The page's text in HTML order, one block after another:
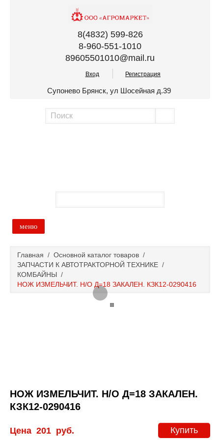
8(4832) 599-826
8-960-551-1010
89605501010@mail.ru
Вход Регистрация
Супонево Брянск, ул Шосейная д.39
меню
Основной каталог товаров
Главная / Основной каталог товаров /
ЗАПЧАСТИ К АВТОТРАКТОРНОЙ ТЕХНИКЕ /
КОМБАЙНЫ /
НОЖ ИЗМЕЛЬЧИТ. Н/О Д=18 ЗАКАЛЕН. КЗК12-0290416
НОЖ ИЗМЕЛЬЧИТ. Н/О Д=18 ЗАКАЛЕН.
КЗК12-0290416
Купить
Цена 201 руб.